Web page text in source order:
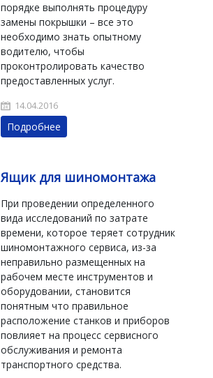
порядке выполнять процедуру
замены покрышки – все это
необходимо знать опытному
водителю, чтобы
проконтролировать качество
предоставленных услуг.
14.04.2016
Подробнее
Ящик для шиномонтажа
При проведении определенного
вида исследований по затрате
времени, которое теряет сотрудник
шиномонтажного сервиса, из-за
неправильно размещенных на
рабочем месте инструментов и
оборудовании, становится
понятным что правильное
расположение станков и приборов
повлияет на процесс сервисного
обслуживания и ремонта
транспортного средства.